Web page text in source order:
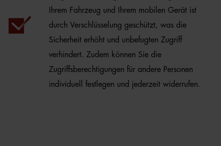
Ihrem Fahrzeug und Ihrem mobilen Gerät ist
durch Verschlüsselung geschützt, was die
Sicherheit erhöht und unbefugten Zugriff
verhindert. Zudem können Sie die
Zugriffsberechtigungen für andere Personen
individuell festlegen und jederzeit widerrufen.